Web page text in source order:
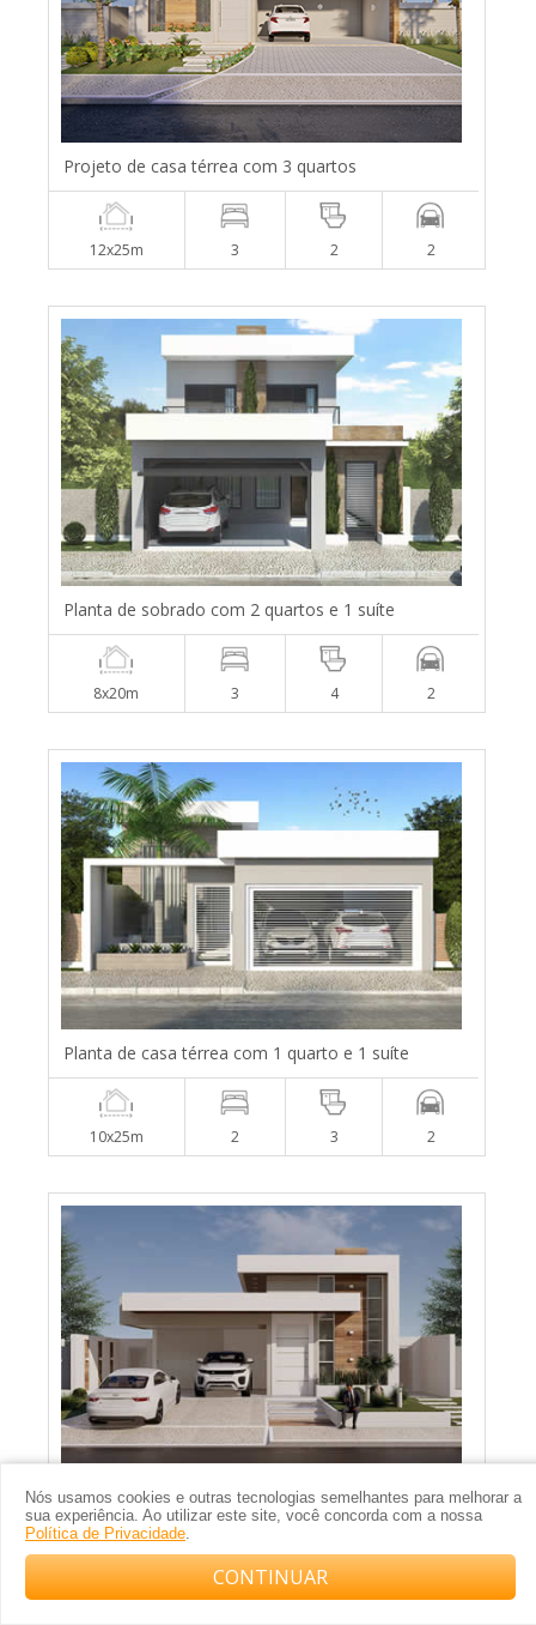
Nós usamos cookies e outras tecnologias semelhantes para melhorar a
sua experiência. Ao utilizar este site, você concorda com a nossa
Política de Privacidade.
CONTINUAR
Projeto de casa térrea com 3 quartos
12x25m 3 2 2
Planta de sobrado com 2 quartos e 1 suíte
8x20m 3 4 2
Planta de casa térrea com 1 quarto e 1 suíte
10x25m 2 3 2
Projeto de casa térrea moderna com 3 suítes
15x30m 3 5 2
Compre com o arquiteto no WhatsApp